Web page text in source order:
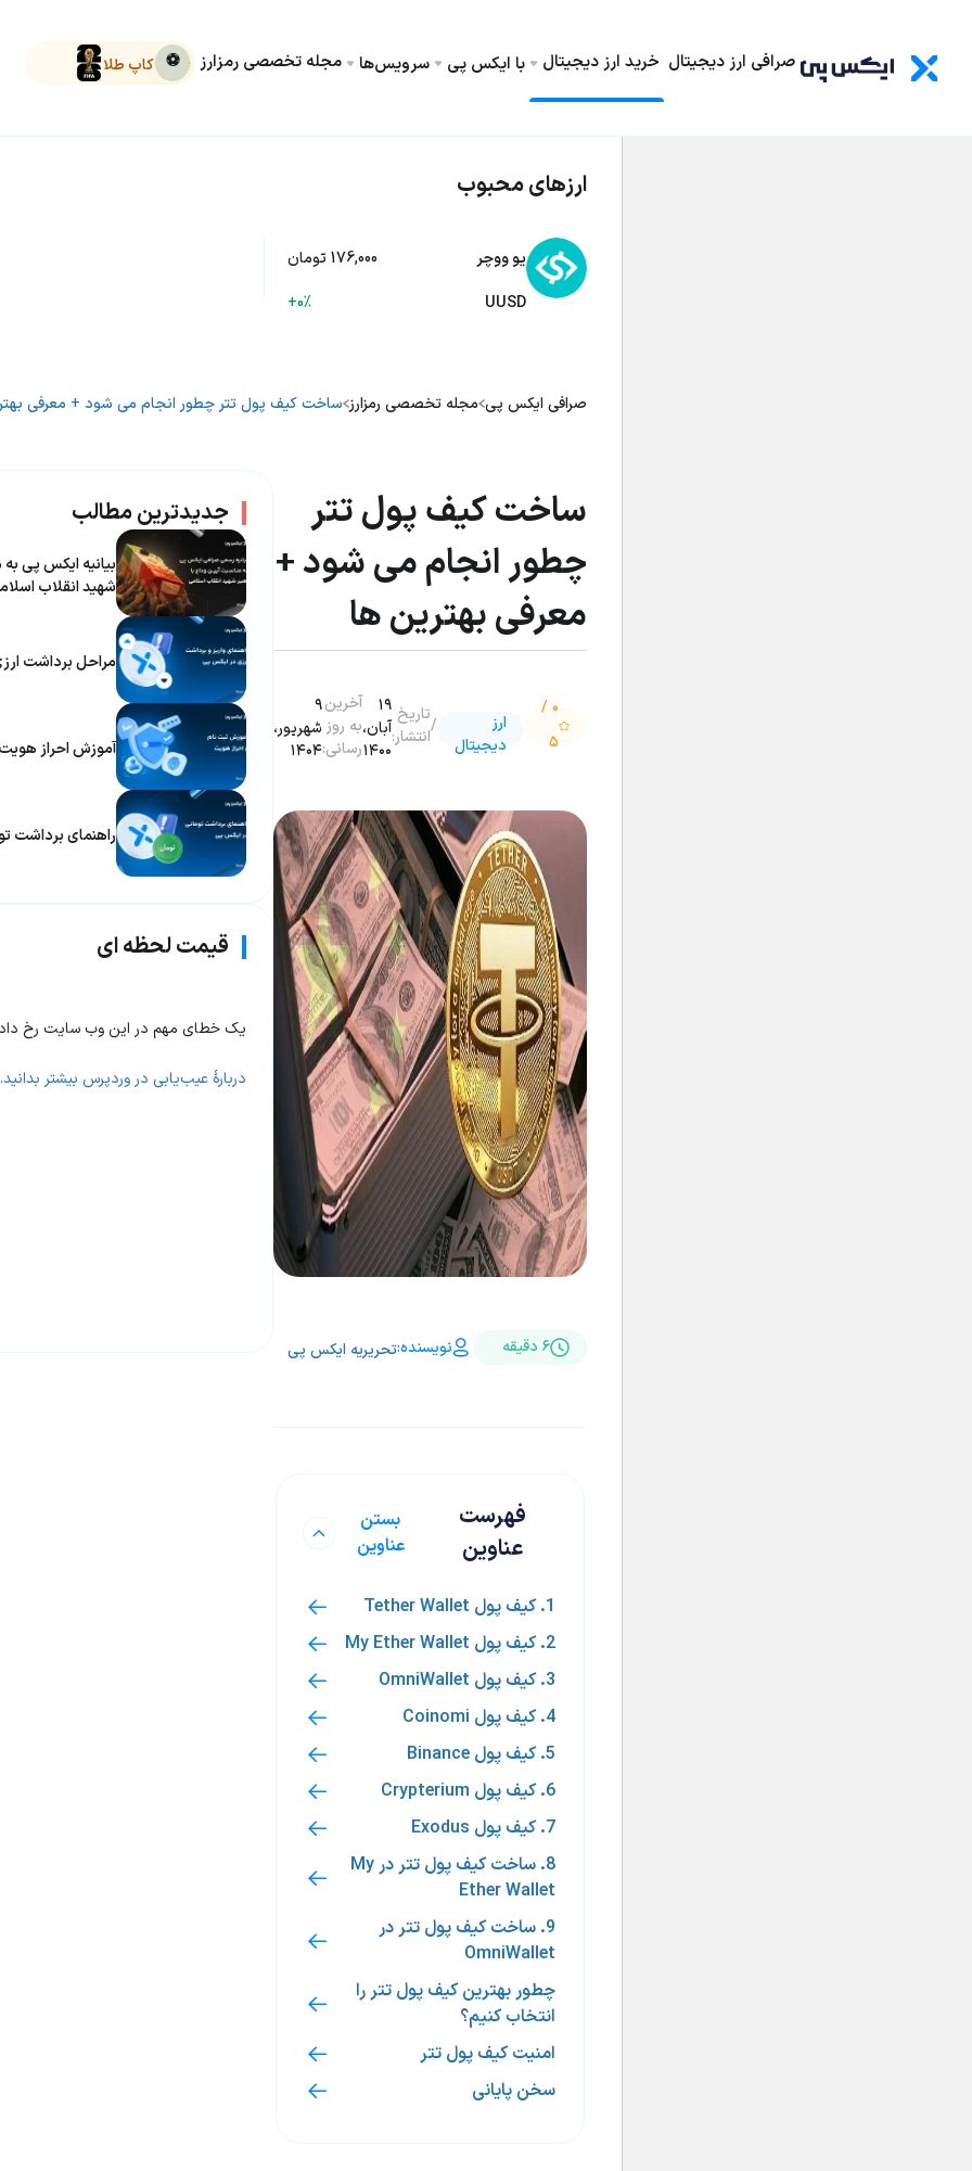
صرافی ارز دیجیتال خرید ارز دیجیتال با ایکس پی سرویس‌ها مجله تخصصی رمزارز ⚽ کاپ طلا
ارزهای محبوب
یو ووچر
UUSD
176,000 تومان
+0%
صرافی ایکس پی مجله تخصصی رمزارز ساخت کیف پول تتر چطور انجام می شود + معرفی
ساخت کیف پول تتر
چطور انجام می شود +
معرفی بهترین ها
۰ /
۵
ارز
دیجیتال
/تاریخ
انتشار:
۱۹
آبان،
۱۴۰۰
آخرین
به روز
رسانی:
۹
شهریور،
۱۴۰۴
۶ دقیقه نویسنده:تحریریه ایکس پی
فهرست
عناوین
بستن
عناوین
1. کیف پول Tether Wallet
2. کیف پول My Ether Wallet
3. کیف پول OmniWallet
4. کیف پول Coinomi
5. کیف پول Binance
6. کیف پول Crypterium
7. کیف پول Exodus
8. ساخت کیف پول تتر در My
Ether Wallet
9. ساخت کیف پول تتر در
OmniWallet
چطور بهترین کیف پول تتر را
انتخاب کنیم؟
امنیت کیف پول تتر
سخن پایانی
جدیدترین مطالب
بیانیه ایکس پی
شهید انقلاب
مراحل برداشت
آموزش احراز
راهنمای برداشت
قیمت لحظه ای
یک خطای مهم در این وب سایت رخ
دربارهٔ عیب‌یابی در وردپرس بیشتر بدانید.